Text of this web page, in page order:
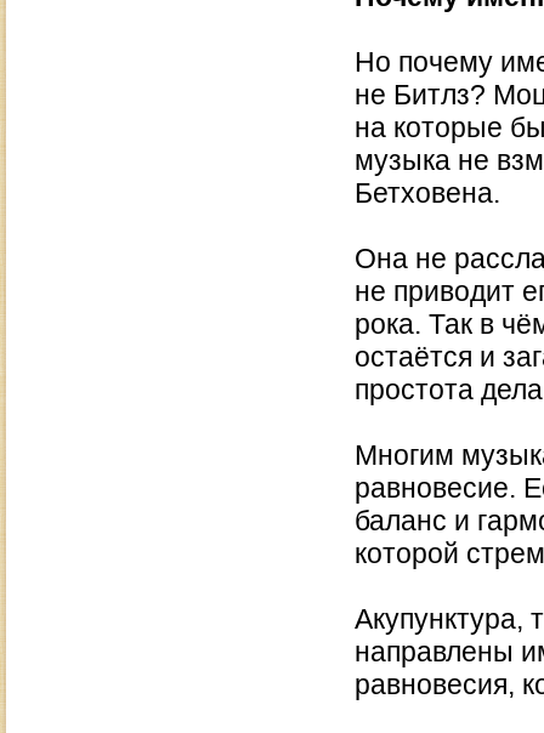
Но почему
не Битлз?
на которые
музыка не
Бетховена.
Она не
не приводит
рока. Так в
остаётся и
простота
Многим
равновесие.
баланс и
которой
Акупунктура,
направлены
равновесия,